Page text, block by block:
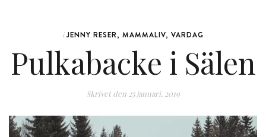
i JENNY RESER, MAMMALIV, VARDAG
Pulkabacke i Sälen
Skrivet den 25 januari, 2019